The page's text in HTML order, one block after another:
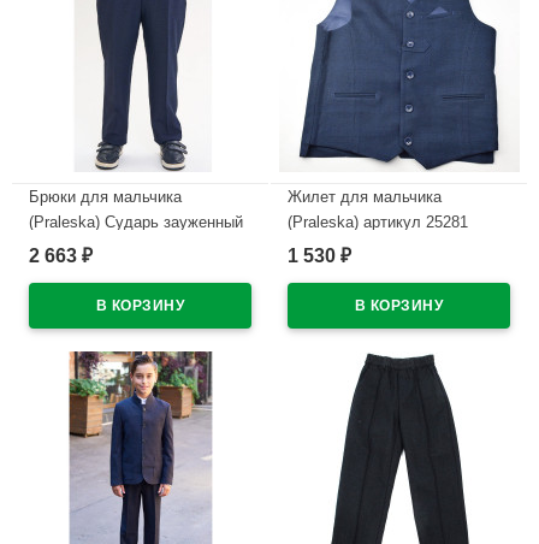
Брюки для мальчика
(Praleska) Сударь зауженный
силуэт размерный ряд 34/128-
ткань 600128
2 663 ₽
Жилет для мальчика
(Praleska) артикул 25281
Сударь размер 30/128-42/164
1 530 ₽